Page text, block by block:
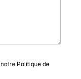
Politique de